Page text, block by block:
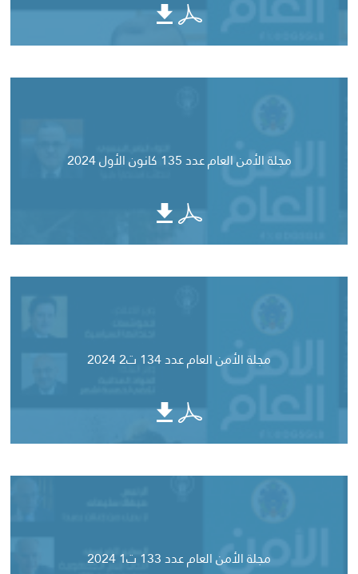
مجلة الأمن العام عدد 135 كانون الأول 2024
مجلة الأمن العام عدد 134 ت2 2024
مجلة الأمن العام عدد 133 ت1 2024